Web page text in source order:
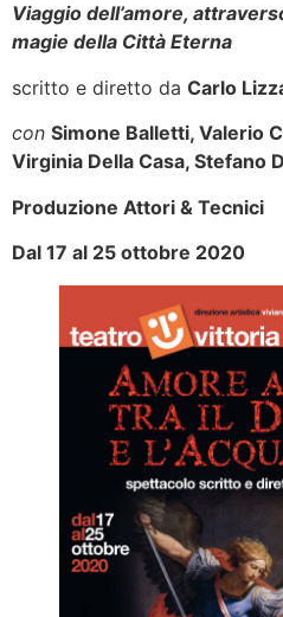
Viaggio dell’amore,
magie della Città Eterna
scritto e diretto da Carlo
con Simone Balletti, Valerio
Virginia Della Casa, Stefano
Produzione Attori & Tecnici
Dal 17 al 25 ottobre 2020